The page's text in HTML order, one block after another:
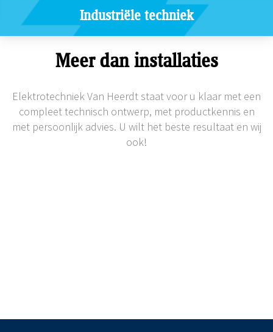
Industriële techniek
Meer dan installaties
Elektrotechniek Van Heerdt staat voor u klaar met een
compleet technisch ontwerp, met productkennis en
met persoonlijk advies. U wilt het beste resultaat en wij
ook!